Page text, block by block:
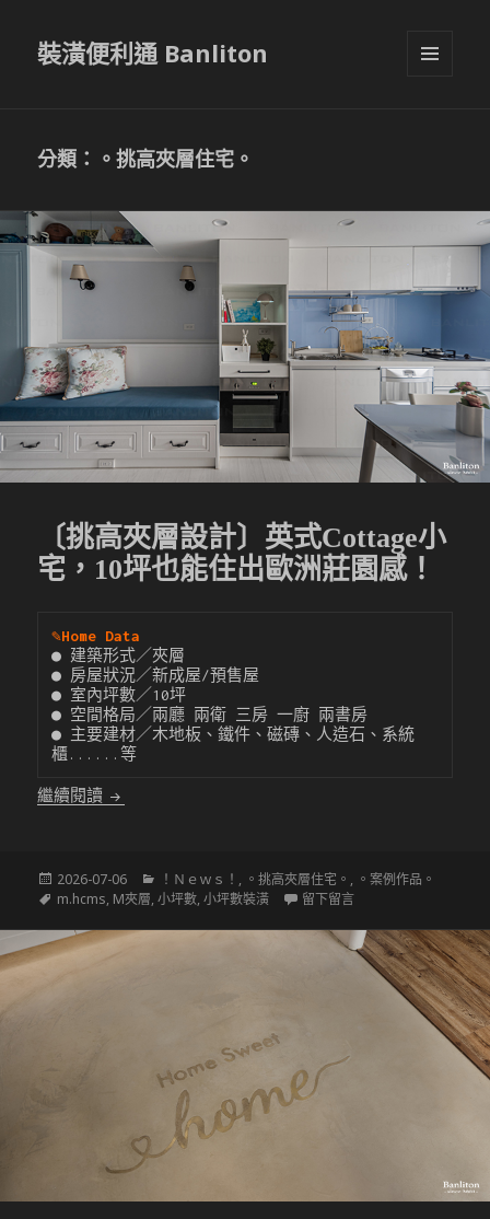
裝潢便利通 Banliton
分類：。挑高夾層住宅。
〔挑高夾層設計〕英式Cottage小
宅，10坪也能住出歐洲莊園感！
✎Home Data
● 建築形式／夾層
● 房屋狀況／新成屋/預售屋
● 室內坪數／10坪
● 空間格局／兩廳 兩衛 三房 一廚 兩書房
● 主要建材／木地板、鐵件、磁磚、人造石、系統
櫃......等
繼續閱讀 〔挑高夾層設計〕英式Cottage小宅，10坪也能住出
發
佈
2026-07-06
分
類
！Ｎｅｗｓ！ , 。挑高夾層住宅。 , 。案例作品。
標
m.hcms, M夾層,小坪數,小坪數裝潢 留下留言在 〔挑高夾層設計〕